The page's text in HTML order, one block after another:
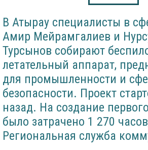
В Атырау специалисты в
Амир Мейрамгалиев и
Турсынов собирают
летательный аппарат,
для промышленности и
безопасности. Проект
назад. На создание
было затрачено 1 270
Региональная служба